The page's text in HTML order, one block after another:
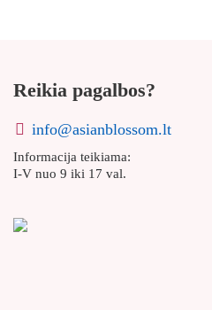
Reikia pagalbos?
info@asianblossom.lt
Informacija teikiama:
I-V nuo 9 iki 17 val.